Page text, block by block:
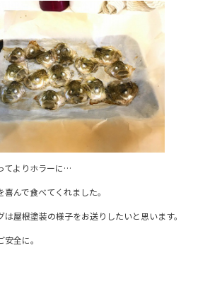
てよりホラーに…
んで食べてくれました。
屋根塗装の様子をお送りしたいと思います。
全に。